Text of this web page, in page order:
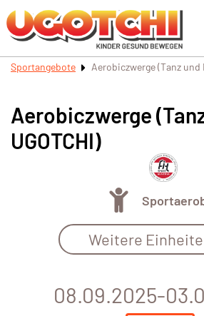
Sportangebote Aerobiczwerge (Tanz und
Aerobiczwerge
UGOTCHI)
Weitere
08.09.2025-